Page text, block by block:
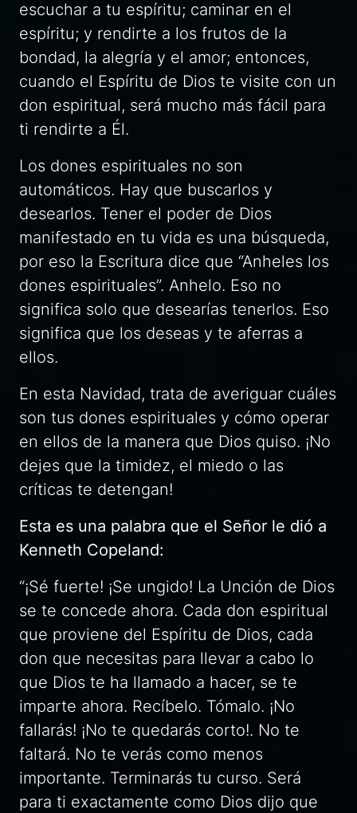
escuchar a tu espíritu; caminar en el
espíritu; y rendirte a los frutos de la
bondad, la alegría y el amor; entonces,
cuando el Espíritu de Dios te visite con un
don espiritual, será mucho más fácil para
ti rendirte a Él.
Los dones espirituales no son
automáticos. Hay que buscarlos y
desearlos. Tener el poder de Dios
manifestado en tu vida es una búsqueda,
por eso la Escritura dice que “Anheles los
dones espirituales”. Anhelo. Eso no
significa solo que desearías tenerlos. Eso
significa que los deseas y te aferras a
ellos.
En esta Navidad, trata de averiguar cuáles
son tus dones espirituales y cómo operar
en ellos de la manera que Dios quiso. ¡No
dejes que la timidez, el miedo o las
críticas te detengan!
Esta es una palabra que el Señor le dió a
Kenneth Copeland:
“¡Sé fuerte! ¡Se ungido! La Unción de Dios
se te concede ahora. Cada don espiritual
que proviene del Espíritu de Dios, cada
don que necesitas para llevar a cabo lo
que Dios te ha llamado a hacer, se te
imparte ahora. Recíbelo. Tómalo. ¡No
fallarás! ¡No te quedarás corto!. No te
faltará. No te verás como menos
importante. Terminarás tu curso. Será
para ti exactamente como Dios dijo que